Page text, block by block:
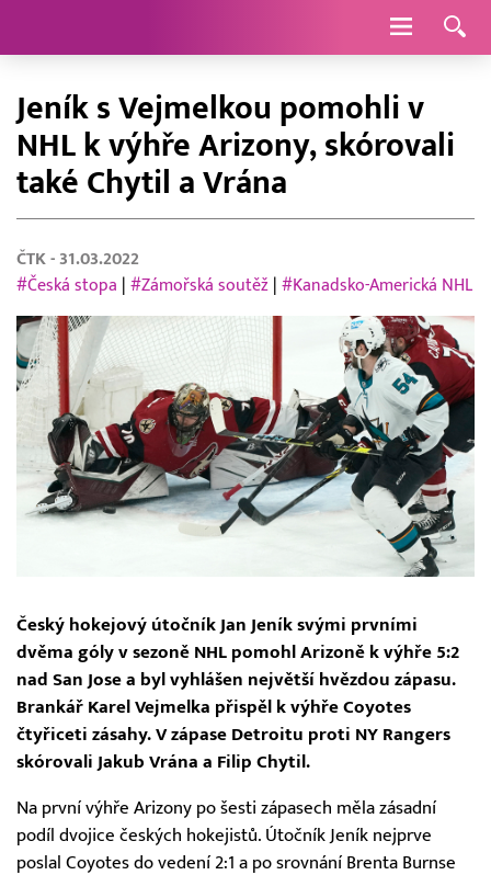
Navigace
Jeník s Vejmelkou pomohli v
NHL k výhře Arizony, skórovali
také Chytil a Vrána
ČTK - 31.03.2022
#Česká stopa | #Zámořská soutěž | #Kanadsko-Americká NHL
Český hokejový útočník Jan Jeník svými prvními
dvěma góly v sezoně NHL pomohl Arizoně k výhře 5:2
nad San Jose a byl vyhlášen největší hvězdou zápasu.
Brankář Karel Vejmelka přispěl k výhře Coyotes
čtyřiceti zásahy. V zápase Detroitu proti NY Rangers
skórovali Jakub Vrána a Filip Chytil.
Na první výhře Arizony po šesti zápasech měla zásadní
podíl dvojice českých hokejistů. Útočník Jeník nejprve
poslal Coyotes do vedení 2:1 a po srovnání Brenta Burnse